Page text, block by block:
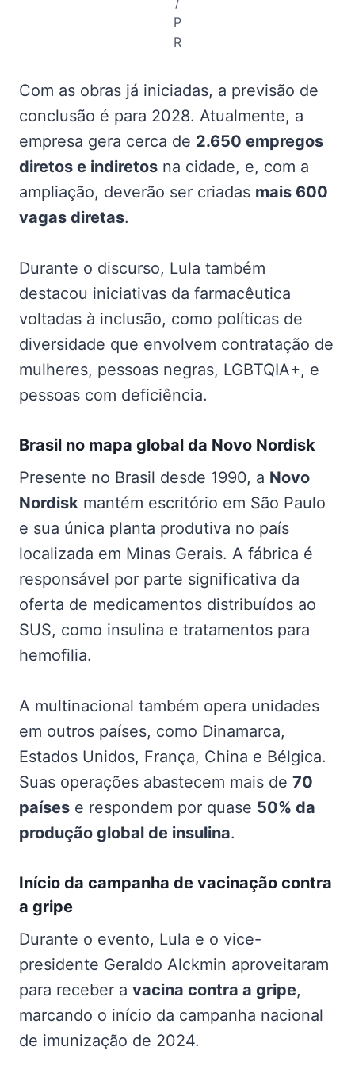
P
R
Com as obras já iniciadas, a previsão de
conclusão é para 2028. Atualmente, a
empresa gera cerca de 2.650 empregos
diretos e indiretos na cidade, e, com a
ampliação, deverão ser criadas mais 600
vagas diretas.
Durante o discurso, Lula também
destacou iniciativas da farmacêutica
voltadas à inclusão, como políticas de
diversidade que envolvem contratação de
mulheres, pessoas negras, LGBTQIA+, e
pessoas com deficiência.
Brasil no mapa global da Novo Nordisk
Presente no Brasil desde 1990, a Novo
Nordisk mantém escritório em São Paulo
e sua única planta produtiva no país
localizada em Minas Gerais. A fábrica é
responsável por parte significativa da
oferta de medicamentos distribuídos ao
SUS, como insulina e tratamentos para
hemofilia.
A multinacional também opera unidades
em outros países, como Dinamarca,
Estados Unidos, França, China e Bélgica.
Suas operações abastecem mais de 70
países e respondem por quase 50% da
produção global de insulina.
Início da campanha de vacinação contra
a gripe
Durante o evento, Lula e o vice-
presidente Geraldo Alckmin aproveitaram
para receber a vacina contra a gripe,
marcando o início da campanha nacional
de imunização de 2024.